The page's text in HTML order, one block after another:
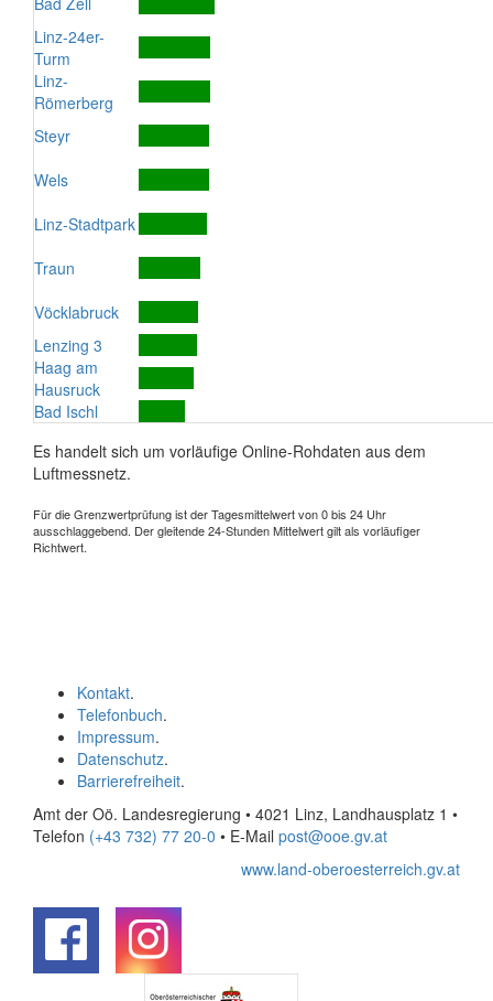
Linz-24er-
Turm
Linz-
Römerberg
Steyr
Wels
Linz-Stadtpark
Traun
Vöcklabruck
Lenzing 3
Haag am
Hausruck
Bad Ischl
Es handelt sich um vorläufige Online-Rohdaten aus dem
Luftmessnetz.
Für die Grenzwertprüfung ist der Tagesmittelwert von 0 bis 24 Uhr
ausschlaggebend. Der gleitende 24-Stunden Mittelwert gilt als vorläufiger
Richtwert.
Kontakt.
Telefonbuch.
Impressum.
Datenschutz.
Barrierefreiheit.
Amt der Oö. Landesregierung • 4021 Linz, Landhausplatz 1 •
Telefon (+43 732) 77 20-0 • E-Mail post@ooe.gv.at
www.land-oberoesterreich.gv.at